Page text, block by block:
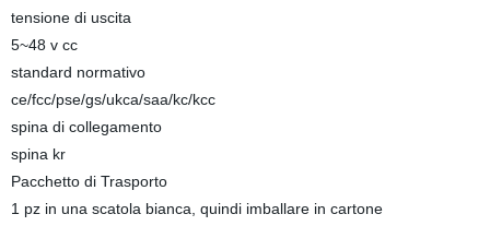
tensione di uscita
5~48 v cc
standard normativo
ce/fcc/pse/gs/ukca/saa/kc/kcc
spina di collegamento
spina kr
Pacchetto di Trasporto
1 pz in una scatola bianca, quindi imballare in cartone